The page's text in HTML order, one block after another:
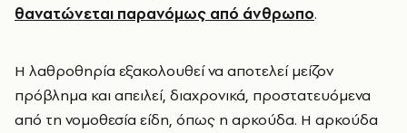
θανατώνεται παρανόμως από άνθρωπο.
Η λαθροθηρία εξακολουθεί να αποτελεί μείζον
πρόβλημα και απειλεί, διαχρονικά, προστατευόμενα
από τη νομοθεσία είδη, όπως η αρκούδα. Η αρκούδα